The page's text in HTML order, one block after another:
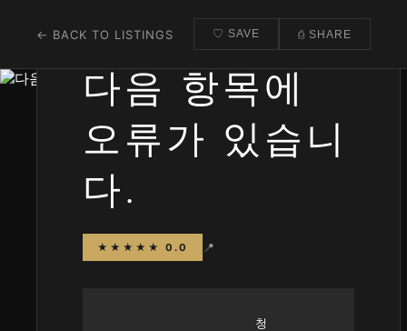
← BACK TO LISTINGS ♡ SAVE ⎙ SHARE
다음 항목에
오류가 있습니
다.
★★★★★ 0.0 📍
청